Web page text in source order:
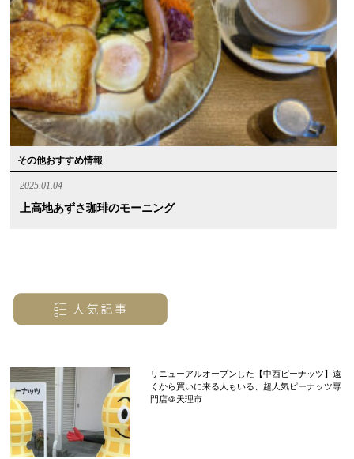
その他おすすめ情報
2025.01.04
上高地あずさ珈琲のモーニング
リニューアルオープンした【中西ピーナッツ】遠
くから買いに来る人もいる、超人気ピーナッツ専
門店＠天理市